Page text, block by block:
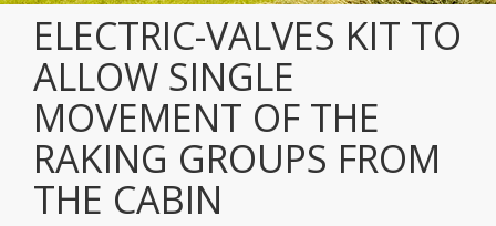
ELECTRIC-VALVES KIT TO
ALLOW SINGLE
MOVEMENT OF THE
RAKING GROUPS FROM
THE CABIN